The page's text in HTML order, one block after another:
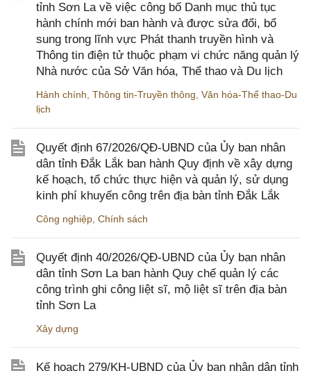
tỉnh Sơn La về việc công bố Danh mục thủ tục
hành chính mới ban hành và được sửa đổi, bổ
sung trong lĩnh vực Phát thanh truyền hình và
Thông tin điện tử thuộc phạm vi chức năng quản lý
Nhà nước của Sở Văn hóa, Thể thao và Du lịch
Hành chính Thông tin-Truyền thông Văn hóa-Thể thao-Du
lịch
Quyết định 67/2026/QĐ-UBND của Ủy ban nhân
dân tỉnh Đắk Lắk ban hành Quy định về xây dựng
kế hoạch, tổ chức thực hiện và quản lý, sử dụng
kinh phí khuyến công trên địa bàn tỉnh Đắk Lắk
Công nghiệp Chính sách
Quyết định 40/2026/QĐ-UBND của Ủy ban nhân
dân tỉnh Sơn La ban hành Quy chế quản lý các
công trình ghi công liệt sĩ, mộ liệt sĩ trên địa bàn
tỉnh Sơn La
Xây dựng
Kế hoạch 279/KH-UBND của Ủy ban nhân dân tỉnh